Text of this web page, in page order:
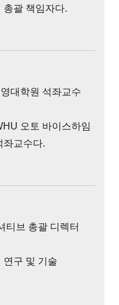
총괄 책임자다.
대학원 석좌교수
오토 바이스하임
좌교수다.
티브 총괄 디렉터
연구 및 기술